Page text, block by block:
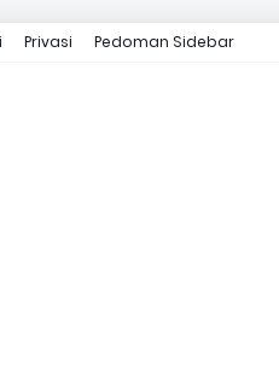
Privasi Pedoman Sidebar